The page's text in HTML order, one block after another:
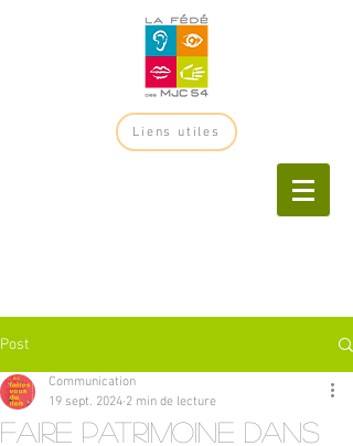
Liens utiles
Post
Faire patrimoine dans
Communication
19 sept. 2024 2 min de lecture